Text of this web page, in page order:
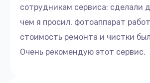
сотрудникам сервиса: сделали
чем я просил, фотоаппарат
стоимость ремонта и чистки
Очень рекомендую этот сервис.